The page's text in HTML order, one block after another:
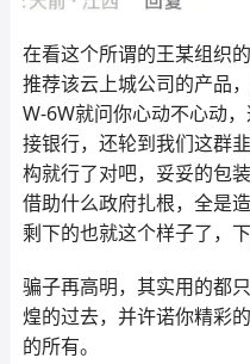
在看这个所谓的王某组织
推荐该云上城公司的产品
W-6W就问你心动不心动
接银行，还轮到我们这群
构就行了对吧，妥妥的包
借助什么政府扎根，全是
剩下的也就这个样子了，
骗子再高明，其实用的都
煌的过去，并许诺你精彩
的所有。